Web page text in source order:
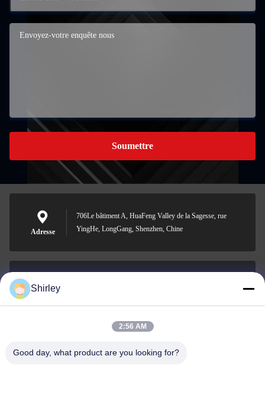
Soumettre
Adresse
706Le bâtiment A, HuaFeng Valley de la Sagesse, rue
YingHe, LongGang, Shenzhen, Chine
0086-18148506772
Shirley
2:56 AM
Good day, what product are you looking for?